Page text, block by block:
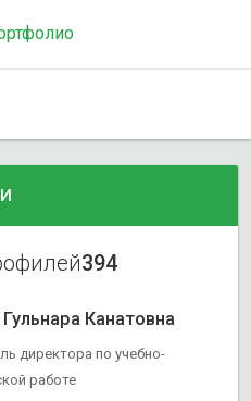
394
Канатовна
директора по учебно-
работе